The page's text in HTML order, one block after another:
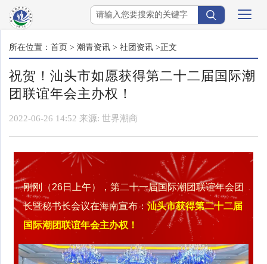
所在位置： 首页 > 潮青资讯 > 社团资讯 >正文
祝贺！汕头市如愿获得第二十二届国际潮
团联谊年会​主办权！
2022-06-26 14:52 来源: 世界潮商
刚刚（26日上午），第二十一届国际潮团联谊年会团
长暨秘书长会议在海南宣布：汕头市获得第二十二届
国际潮团联谊年会主办权！